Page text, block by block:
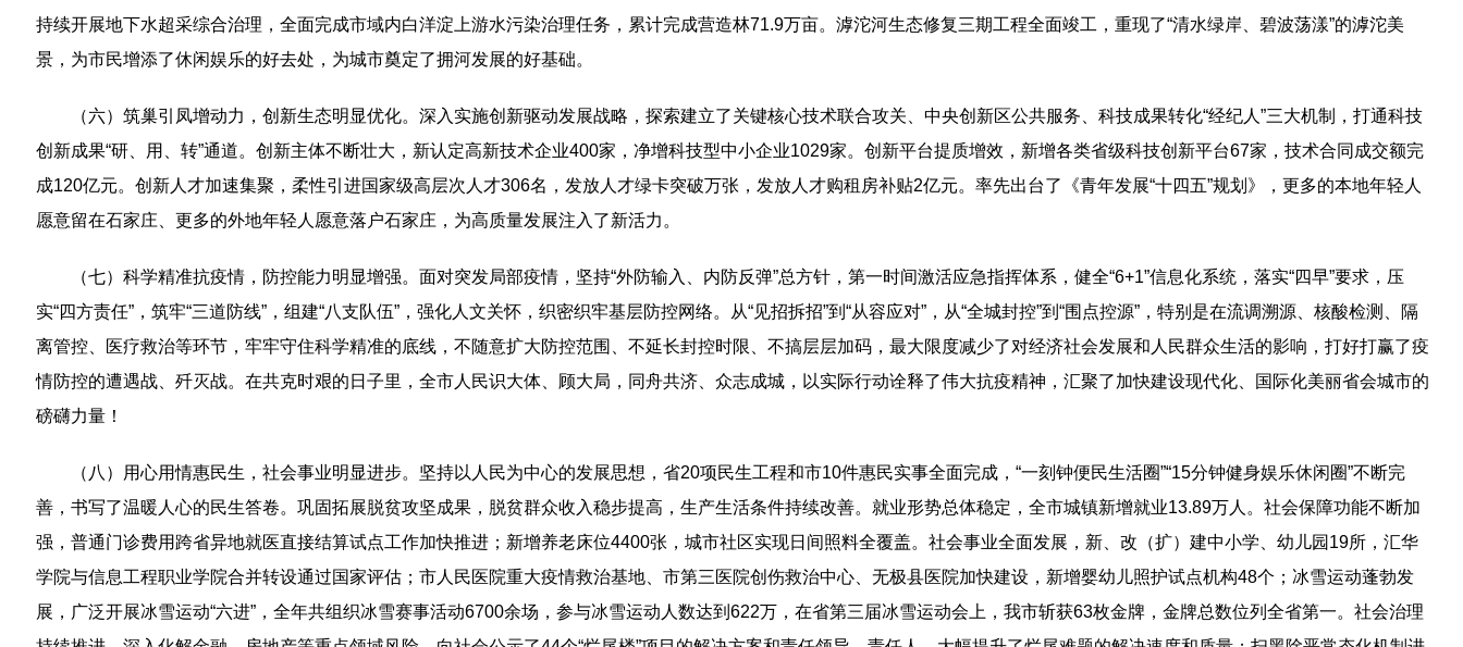
持续开展地下水超采综合治理，全面完成市域内白洋淀上游水污染治理任务，累计完成营造林71.9万亩。滹沱河生态修复三期工程全面竣工，重现了“清水绿岸、碧波荡漾”的滹沱美
景，为市民增添了休闲娱乐的好去处，为城市奠定了拥河发展的好基础。
（六）筑巢引凤增动力，创新生态明显优化。深入实施创新驱动发展战略，探索建立了关键核心技术联合攻关、中央创新区公共服务、科技成果转化“经纪人”三大机制，打通科技
创新成果“研、用、转”通道。创新主体不断壮大，新认定高新技术企业400家，净增科技型中小企业1029家。创新平台提质增效，新增各类省级科技创新平台67家，技术合同成交额完
成120亿元。创新人才加速集聚，柔性引进国家级高层次人才306名，发放人才绿卡突破万张，发放人才购租房补贴2亿元。率先出台了《青年发展“十四五”规划》，更多的本地年轻人
愿意留在石家庄、更多的外地年轻人愿意落户石家庄，为高质量发展注入了新活力。
（七）科学精准抗疫情，防控能力明显增强。面对突发局部疫情，坚持“外防输入、内防反弹”总方针，第一时间激活应急指挥体系，健全“6+1”信息化系统，落实“四早”要求，压
实“四方责任”，筑牢“三道防线”，组建“八支队伍”，强化人文关怀，织密织牢基层防控网络。从“见招拆招”到“从容应对”，从“全城封控”到“围点控源”，特别是在流调溯源、核酸检测、隔
离管控、医疗救治等环节，牢牢守住科学精准的底线，不随意扩大防控范围、不延长封控时限、不搞层层加码，最大限度减少了对经济社会发展和人民群众生活的影响，打好打赢了疫
情防控的遭遇战、歼灭战。在共克时艰的日子里，全市人民识大体、顾大局，同舟共济、众志成城，以实际行动诠释了伟大抗疫精神，汇聚了加快建设现代化、国际化美丽省会城市的
磅礴力量！
（八）用心用情惠民生，社会事业明显进步。坚持以人民为中心的发展思想，省20项民生工程和市10件惠民实事全面完成，“一刻钟便民生活圈”“15分钟健身娱乐休闲圈”不断完
善，书写了温暖人心的民生答卷。巩固拓展脱贫攻坚成果，脱贫群众收入稳步提高，生产生活条件持续改善。就业形势总体稳定，全市城镇新增就业13.89万人。社会保障功能不断加
强，普通门诊费用跨省异地就医直接结算试点工作加快推进；新增养老床位4400张，城市社区实现日间照料全覆盖。社会事业全面发展，新、改（扩）建中小学、幼儿园19所，汇华
学院与信息工程职业学院合并转设通过国家评估；市人民医院重大疫情救治基地、市第三医院创伤救治中心、无极县医院加快建设，新增婴幼儿照护试点机构48个；冰雪运动蓬勃发
展，广泛开展冰雪运动“六进”，全年共组织冰雪赛事活动6700余场，参与冰雪运动人数达到622万，在省第三届冰雪运动会上，我市斩获63枚金牌，金牌总数位列全省第一。社会治理